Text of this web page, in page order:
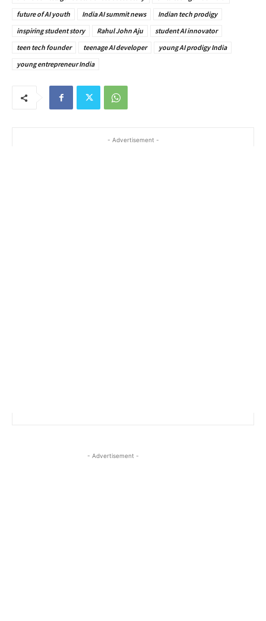
future of AI youth
India AI summit news
Indian tech prodigy
inspiring student story
Rahul John Aju
student AI innovator
teen tech founder
teenage AI developer
young AI prodigy India
young entrepreneur India
- Advertisement -
- Advertisement -